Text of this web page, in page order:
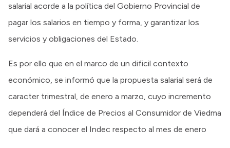
salarial acorde a la política del Gobierno Provincial de
pagar los salarios en tiempo y forma, y garantizar los
servicios y obligaciones del Estado.
Es por ello que en el marco de un dificil contexto
económico, se informó que la propuesta salarial será de
caracter trimestral, de enero a marzo, cuyo incremento
dependerá del Índice de Precios al Consumidor de Viedma
que dará a conocer el Indec respecto al mes de enero